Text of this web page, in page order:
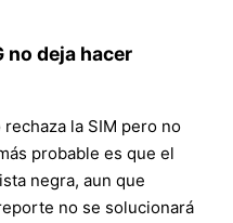
no deja hacer
la SIM pero no
probable es que el
negra, aun que
no se solucionará